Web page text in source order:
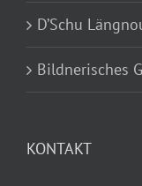
D’Schu
Bildnerisches
KONTAKT